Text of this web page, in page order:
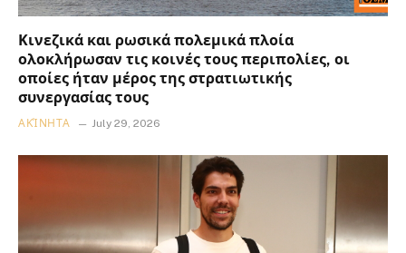
Κινεζικά και ρωσικά πολεμικά πλοία
ολοκλήρωσαν τις κοινές τους περιπολίες, οι
οποίες ήταν μέρος της στρατιωτικής
συνεργασίας τους
ΑΚΊΝΗΤΑ July 29, 2026